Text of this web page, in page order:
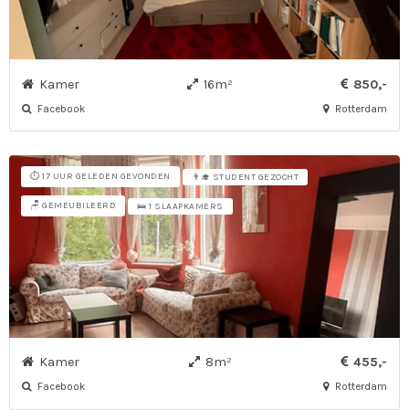
Kamer 16m² 850,-
Facebook Rotterdam
⏱️ 17 UUR GELEDEN GEVONDEN 👨‍🎓 STUDENT GEZOCHT
🪑 GEMEUBILEERD 🛌 1 SLAAPKAMERS
Kamer 8m² 455,-
Facebook Rotterdam